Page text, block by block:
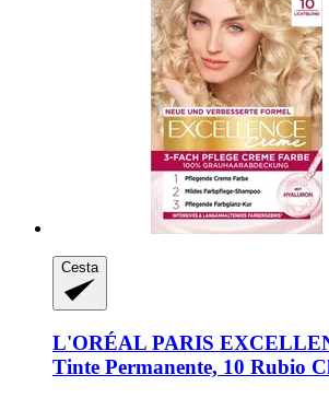
Cesta
L'ORÉAL PARIS
Tinte Permanente, 10 Rubio